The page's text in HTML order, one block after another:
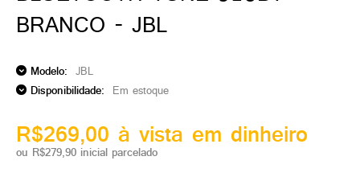
BRANCO - JBL
Modelo: JBL
Disponibilidade: Em estoque
R$269,00 à vista em dinheiro
ou R$279,90 inicial parcelado